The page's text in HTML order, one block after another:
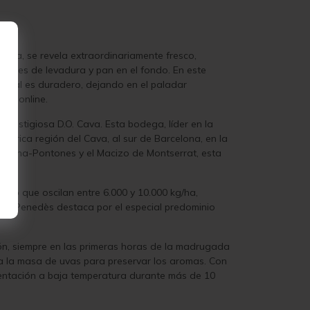
se revela extraordinariamente fresco,
de levadura y pan en el fondo. En este
es duradero, dejando en el paladar
online.
D.O. Cava. Esta bodega, líder en la
región del Cava, al sur de Barcelona, en la
Pontones y el Macizo de Montserrat, esta
que oscilan entre 6.000 y 10.000 kg/ha,
Penedès destaca por el especial predominio
siempre en las primeras horas de la madrugada
masa de uvas para preservar los aromas. Con
a baja temperatura durante más de 10